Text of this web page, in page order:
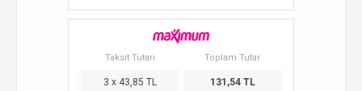
Taksit Tutarı Toplam Tutar
3 x 43,85 TL 131,54 TL